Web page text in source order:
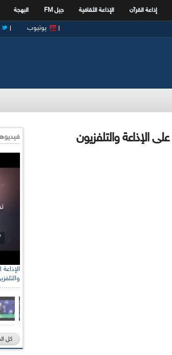
إذاعة القرآن الإذاعة الثقافية جيل FM البهجة
يوتيوب
كل